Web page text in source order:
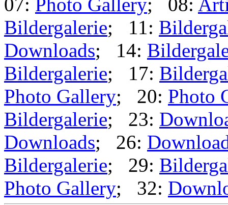
Bildergalerie; 11:
Downloads; 14:
Bildergalerie; 17:
Photo Gallery; 20: Photo
Bildergalerie; 23:
Downloads; 26:
Bildergalerie; 29:
Photo Gallery; 32: